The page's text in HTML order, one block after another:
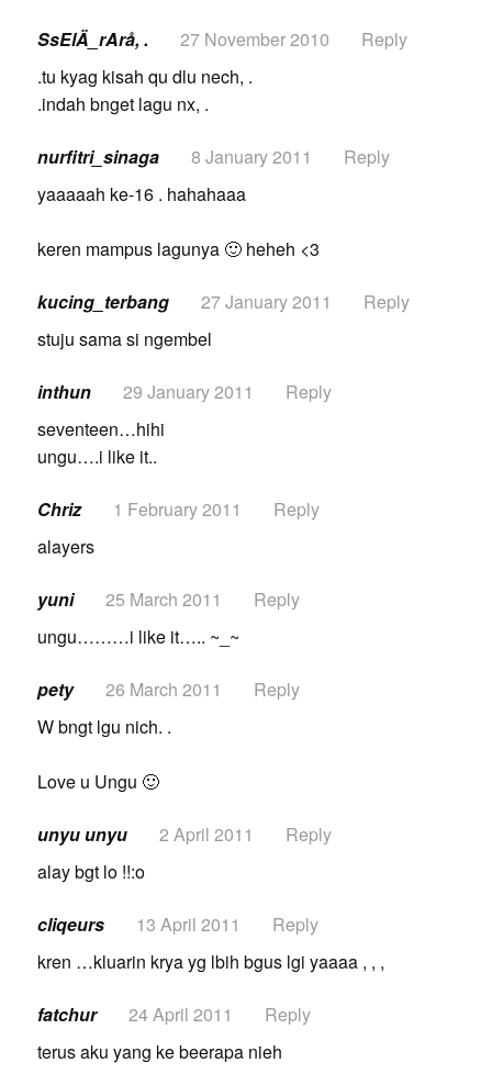
SsElÄ_rArå, . 27 November 2010
Reply
.tu kyag kisah qu dlu nech, .
.indah bnget lagu nx, .
nurfitri_sinaga 8 January 2011
Reply
yaaaaah ke-16 . hahahaaa
keren mampus lagunya 🙂 heheh <3
kucing_terbang 27 January 2011
Reply
stuju sama si ngembel
inthun 29 January 2011
Reply
seventeen…hihi
ungu….i like it..
Chriz 1 February 2011
Reply
alayers
yuni 25 March 2011
Reply
ungu………i like it….. ~_~
pety 26 March 2011
Reply
W bngt lgu nich. .
Love u Ungu 🙂
unyu unyu 2 April 2011
Reply
alay bgt lo !!:o
cliqeurs 13 April 2011
Reply
kren …kluarin krya yg lbih bgus lgi yaaaa , , ,
fatchur 24 April 2011
Reply
terus aku yang ke beerapa nieh